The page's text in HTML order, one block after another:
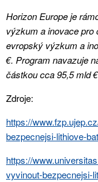
Horizon Europe je
výzkum a inovace pro
evropský výzkum a
€. Program navazuje
částkou cca 95,5 mld
Zdroje:
https://
bezpecnejsi-lithiove-
https://
vyvinout-bezpecnejsi-